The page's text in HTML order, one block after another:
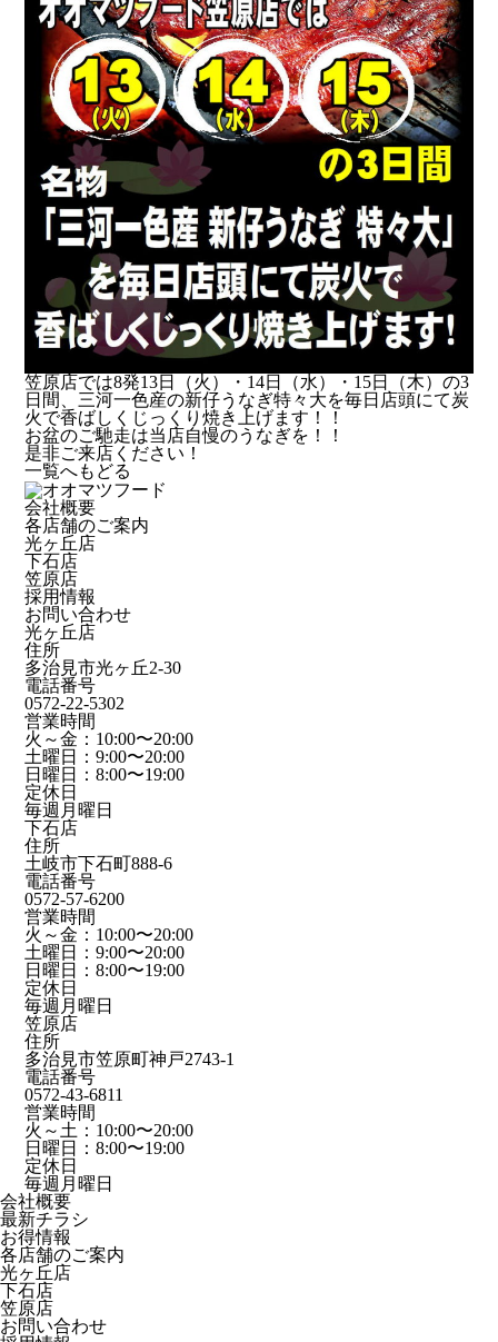
笠原店では8発13日（火）・14日（水）・15日（木）の3
日間、三河一色産の新仔うなぎ特々大を毎日店頭にて炭
火で香ばしくじっくり焼き上げます！！
お盆のご馳走は当店自慢のうなぎを！！
是非ご来店ください！
一覧へもどる
会社概要
各店舗のご案内
光ヶ丘店
下石店
笠原店
採用情報
お問い合わせ
光ヶ丘店
住所
多治見市光ヶ丘2-30
電話番号
0572-22-5302
営業時間
火～金：10:00〜20:00
土曜日：9:00〜20:00
日曜日：8:00〜19:00
定休日
毎週月曜日
下石店
住所
土岐市下石町888-6
電話番号
0572-57-6200
営業時間
火～金：10:00〜20:00
土曜日：9:00〜20:00
日曜日：8:00〜19:00
定休日
毎週月曜日
笠原店
住所
多治見市笠原町神戸2743-1
電話番号
0572-43-6811
営業時間
火～土：10:00〜20:00
日曜日：8:00〜19:00
定休日
毎週月曜日
会社概要
最新チラシ
お得情報
各店舗のご案内
光ヶ丘店
下石店
笠原店
お問い合わせ